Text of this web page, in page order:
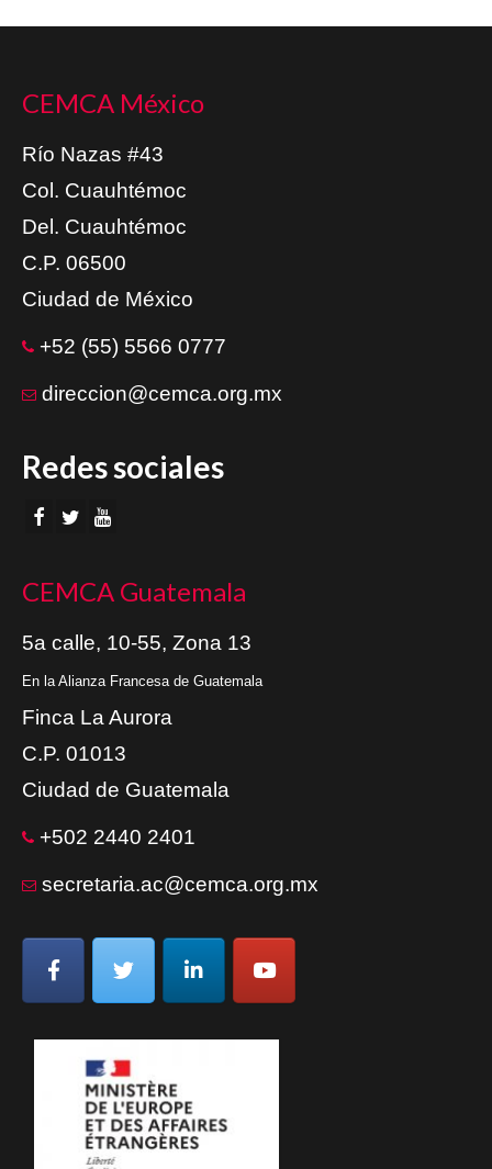
CEMCA México
Río Nazas #43
Col. Cuauhtémoc
Del. Cuauhtémoc
C.P. 06500
Ciudad de México
+52 (55) 5566 0777
direccion@cemca.org.mx
Redes sociales
CEMCA Guatemala
5a calle, 10-55, Zona 13
En la Alianza Francesa de Guatemala
Finca La Aurora
C.P. 01013
Ciudad de Guatemala
+502 2440 2401
secretaria.ac@cemca.org.mx